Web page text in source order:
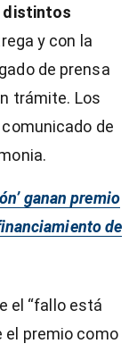
distintos
y con la
de prensa
trámite. Los
de
ganan premio
de
el “fallo está
el premio como